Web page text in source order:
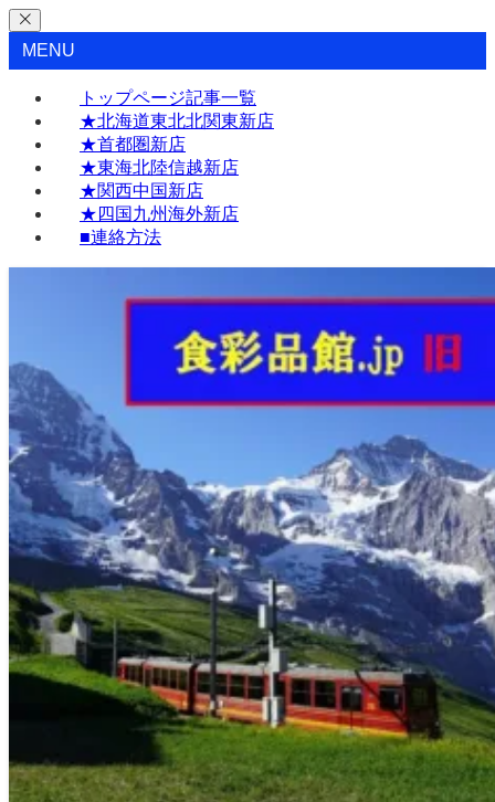
MENU
トップページ記事一覧
★北海道東北北関東新店
★首都圏新店
★東海北陸信越新店
★関西中国新店
★四国九州海外新店
■連絡方法